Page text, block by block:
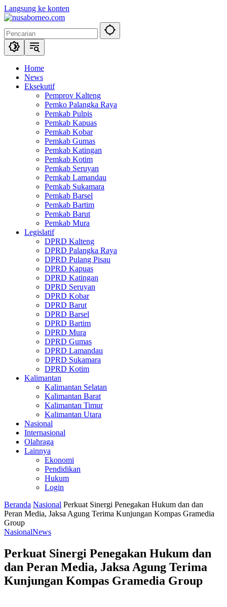
Langsung ke konten
Home
News
Eksekutif
Pemprov Kalteng
Pemko Palangka Raya
Pemkab Pulpis
Pemkab Kapuas
Pemkab Kobar
Pemkab Gumas
Pemkab Katingan
Pemkab Kotim
Pemkab Seruyan
Pemkab Lamandau
Pemkab Sukamara
Pemkab Barsel
Pemkab Bartim
Pemkab Barut
Pemkab Mura
Legislatif
DPRD Kalteng
DPRD Palangka Raya
DPRD Pulang Pisau
DPRD Kapuas
DPRD Katingan
DPRD Seruyan
DPRD Kobar
DPRD Barut
DPRD Barsel
DPRD Bartim
DPRD Mura
DPRD Gumas
DPRD Lamandau
DPRD Sukamara
DPRD Kotim
Kalimantan
Kalimantan Selatan
Kalimantan Barat
Kalimantan Timur
Kalimantan Utara
Nasional
Internasional
Olahraga
Lainnya
Ekonomi
Pendidikan
Hukum
Login
Beranda Nasional Perkuat Sinergi Penegakan Hukum dan dan
Peran Media, Jaksa Agung Terima Kunjungan Kompas Gramedia
Group
NasionalNews
Perkuat Sinergi Penegakan Hukum dan
dan Peran Media, Jaksa Agung Terima
Kunjungan Kompas Gramedia Group